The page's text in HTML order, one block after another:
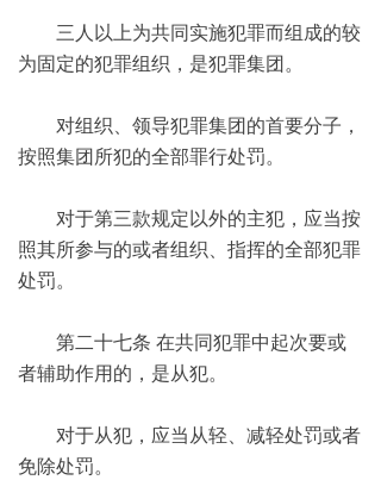
三人以上为共同实施犯罪而组成的较
为固定的犯罪组织，是犯罪集团。
对组织、领导犯罪集团的首要分子，
按照集团所犯的全部罪行处罚。
对于第三款规定以外的主犯，应当按
照其所参与的或者组织、指挥的全部犯罪
处罚。
第二十七条 在共同犯罪中起次要或
者辅助作用的，是从犯。
对于从犯，应当从轻、减轻处罚或者
免除处罚。